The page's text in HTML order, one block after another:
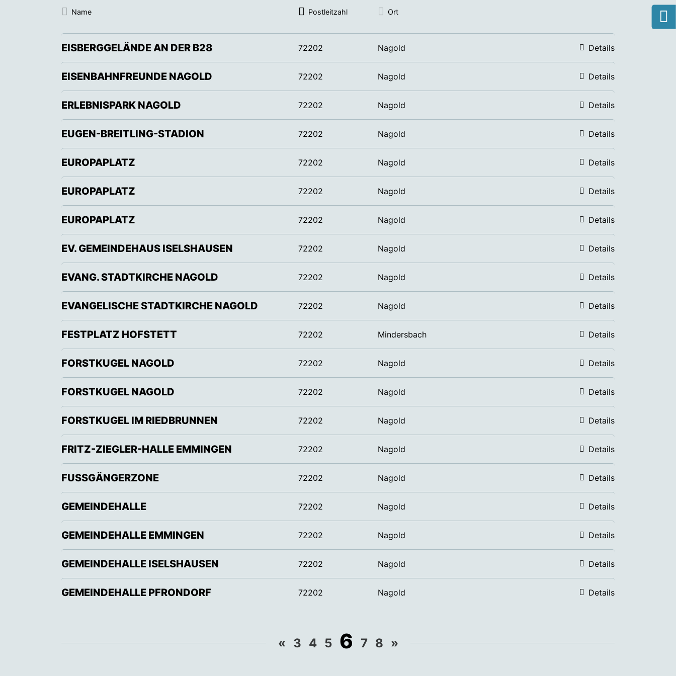
Name Postleitzahl Ort
EISBERGGELÄNDE AN DER B28 72202 Nagold Details
EISENBAHNFREUNDE NAGOLD 72202 Nagold Details
ERLEBNISPARK NAGOLD 72202 Nagold Details
EUGEN-BREITLING-STADION 72202 Nagold Details
EUROPAPLATZ 72202 Nagold Details
EUROPAPLATZ 72202 Nagold Details
EUROPAPLATZ 72202 Nagold Details
EV. GEMEINDEHAUS ISELSHAUSEN 72202 Nagold Details
EVANG. STADTKIRCHE NAGOLD 72202 Nagold Details
EVANGELISCHE STADTKIRCHE NAGOLD 72202 Nagold Details
FESTPLATZ HOFSTETT 72202 Mindersbach Details
FORSTKUGEL NAGOLD 72202 Nagold Details
FORSTKUGEL NAGOLD 72202 Nagold Details
FORSTKUGEL IM RIEDBRUNNEN 72202 Nagold Details
FRITZ-ZIEGLER-HALLE EMMINGEN 72202 Nagold Details
FUSSGÄNGERZONE 72202 Nagold Details
GEMEINDEHALLE 72202 Nagold Details
GEMEINDEHALLE EMMINGEN 72202 Nagold Details
GEMEINDEHALLE ISELSHAUSEN 72202 Nagold Details
GEMEINDEHALLE PFRONDORF 72202 Nagold Details
«Previous
3 4 5 6 7 8 »Next